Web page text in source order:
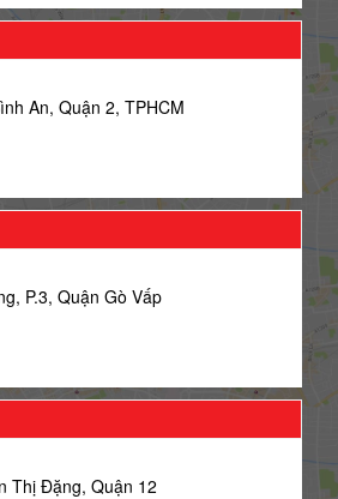
An, Quận 2, TPHCM
P.3, Quận Gò Vấp
Thị Đặng, Quận 12